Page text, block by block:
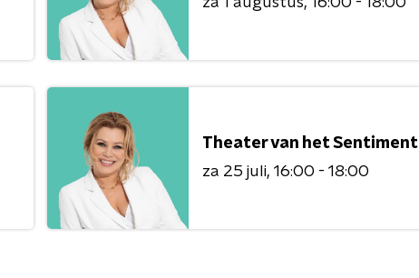
Theater van het Sentiment
za 25 juli 16:00 - 18:00